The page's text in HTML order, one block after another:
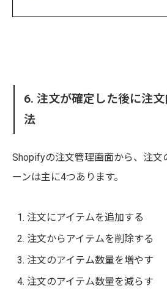
6. 注文が確定した後に注
法
Shopifyの注文管理画面から、注文
ーンは主に4つあります。
注文にアイテムを追加する
注文からアイテムを削除する
注文のアイテム数量を増やす
注文のアイテム数量を減らす